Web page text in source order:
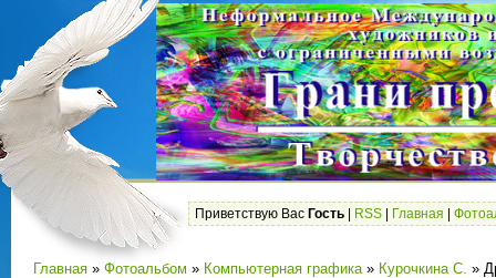
Приветствую Вас Гость RSS Главная
Главная » Фотоальбом » Компьютерная графика» Курочкина С. »